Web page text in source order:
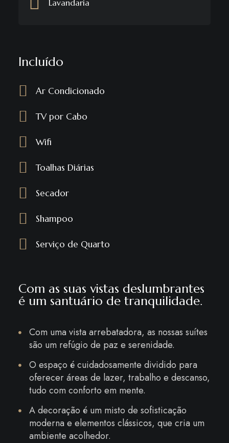
Lavandaria
Incluído
Ar Condicionado
TV por Cabo
Wifi
Toalhas Diárias
Secador
Shampoo
Serviço de Quarto
Com as suas vistas deslumbrantes
é um santuário de tranquilidade.
Com uma vista arrebatadora, as nossas suítes
são um refúgio de paz e serenidade.
O espaço é cuidadosamente dividido para
oferecer áreas de lazer, trabalho e descanso,
tudo com conforto em mente.
A decoração é um misto de sofisticação
moderna e elementos clássicos, que cria um
ambiente acolhedor.